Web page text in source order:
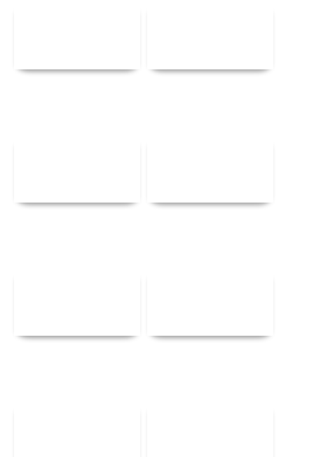
Αναλυτικά Αναλυτικά
Αναλυτικά Αναλυτικά
Αναλυτικά Αναλυτικά